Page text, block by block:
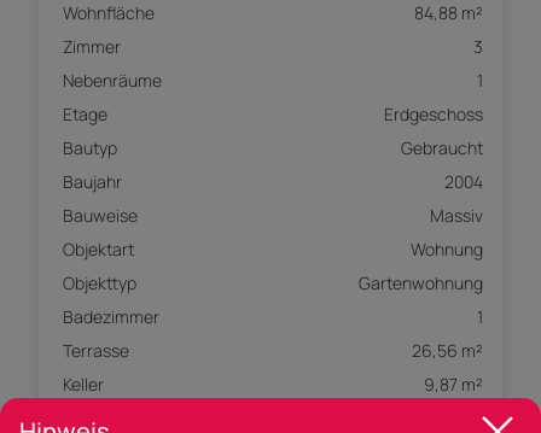
Wohnfläche
84,88 m²
Zimmer
3
Nebenräume
1
Etage
Erdgeschoss
Bautyp
Gebraucht
Baujahr
2004
Bauweise
Massiv
Objektart
Wohnung
Objekttyp
Gartenwohnung
Badezimmer
1
Terrasse
26,56 m²
Keller
9,87 m²
Abstellraum
Vorhanden